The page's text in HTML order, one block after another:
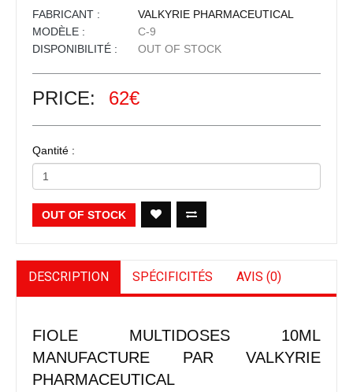
FABRICANT :
VALKYRIE PHARMACEUTICAL
MODÈLE :
C-9
DISPONIBILITÉ :
OUT OF STOCK
PRICE: 62€
Qantité :
OUT OF STOCK
DESCRIPTION SPÉCIFICITÉS AVIS (0)
FIOLE MULTIDOSES 10ML
MANUFACTURE PAR VALKYRIE
PHARMACEUTICAL